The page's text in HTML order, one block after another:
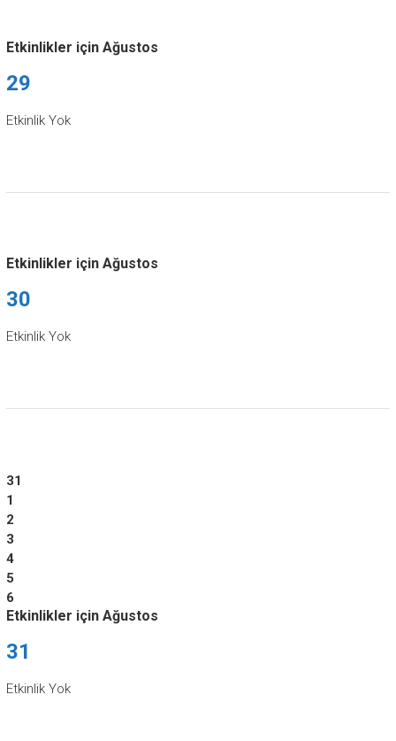
Etkinlikler için Ağustos
29
Etkinlik Yok
Etkinlikler için Ağustos
30
Etkinlik Yok
31
1
2
3
4
5
6
Etkinlikler için Ağustos
31
Etkinlik Yok